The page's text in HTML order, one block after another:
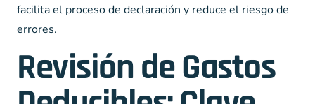
facilita el proceso de declaración y reduce el riesgo de
errores.
Revisión de Gastos